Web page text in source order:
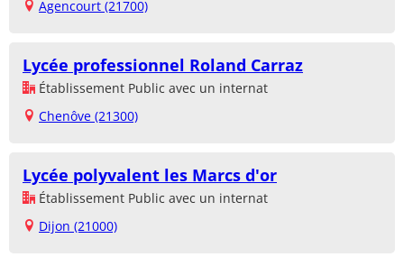
Agencourt (21700)
Lycée professionnel Roland Carraz
Établissement Public avec un internat
Chenôve (21300)
Lycée polyvalent les Marcs d'or
Établissement Public avec un internat
Dijon (21000)